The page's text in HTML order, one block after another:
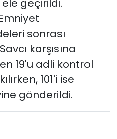
sonrası
karşısına
19'u adli kontrol
101'i ise
gönderildi.